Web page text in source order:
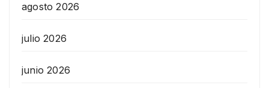
agosto 2026
julio 2026
junio 2026